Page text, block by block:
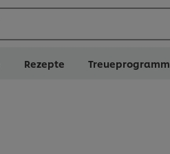
Rezepte Treueprogramm